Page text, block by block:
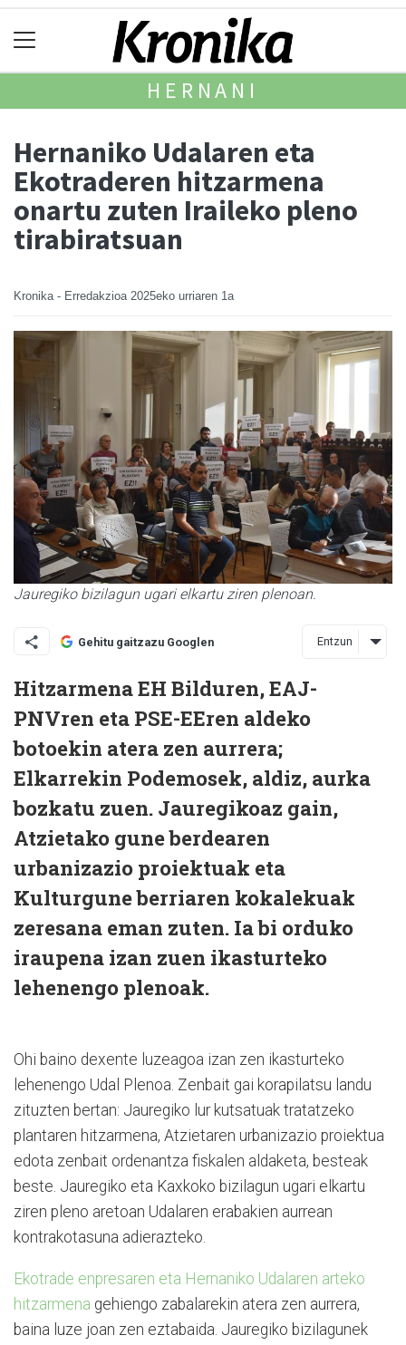
HERNANI
Hernaniko Udalaren eta
Ekotraderen hitzarmena
onartu zuten Iraileko pleno
tirabiratsuan
Kronika - Erredakzioa 2025eko urriaren 1a
Jauregiko bizilagun ugari elkartu ziren plenoan.
Gehitu gaitzazu Googlen Entzun
Hitzarmena EH Bilduren, EAJ-
PNVren eta PSE-EEren aldeko
botoekin atera zen aurrera;
Elkarrekin Podemosek, aldiz, aurka
bozkatu zuen. Jauregikoaz gain,
Atzietako gune berdearen
urbanizazio proiektuak eta
Kulturgune berriaren kokalekuak
zeresana eman zuten. Ia bi orduko
iraupena izan zuen ikasturteko
lehenengo plenoak.
Ohi baino dexente luzeagoa izan zen ikasturteko
lehenengo Udal Plenoa. Zenbait gai korapilatsu landu
zituzten bertan: Jauregiko lur kutsatuak tratatzeko
plantaren hitzarmena, Atzietaren urbanizazio proiektua
edota zenbait ordenantza fiskalen aldaketa, besteak
beste. Jauregiko eta Kaxkoko bizilagun ugari elkartu
ziren pleno aretoan Udalaren erabakien aurrean
kontrakotasuna adierazteko.
Ekotrade enpresaren eta Hernaniko Udalaren arteko
hitzarmena gehiengo zabalarekin atera zen aurrera,
baina luze joan zen eztabaida. Jauregiko bizilagunek